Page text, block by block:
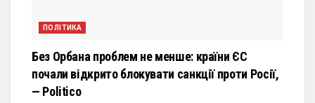
ПОЛІТИКА
Без Орбана проблем не менше: країни ЄС
почали відкрито блокувати санкції проти Росії,
— Politico